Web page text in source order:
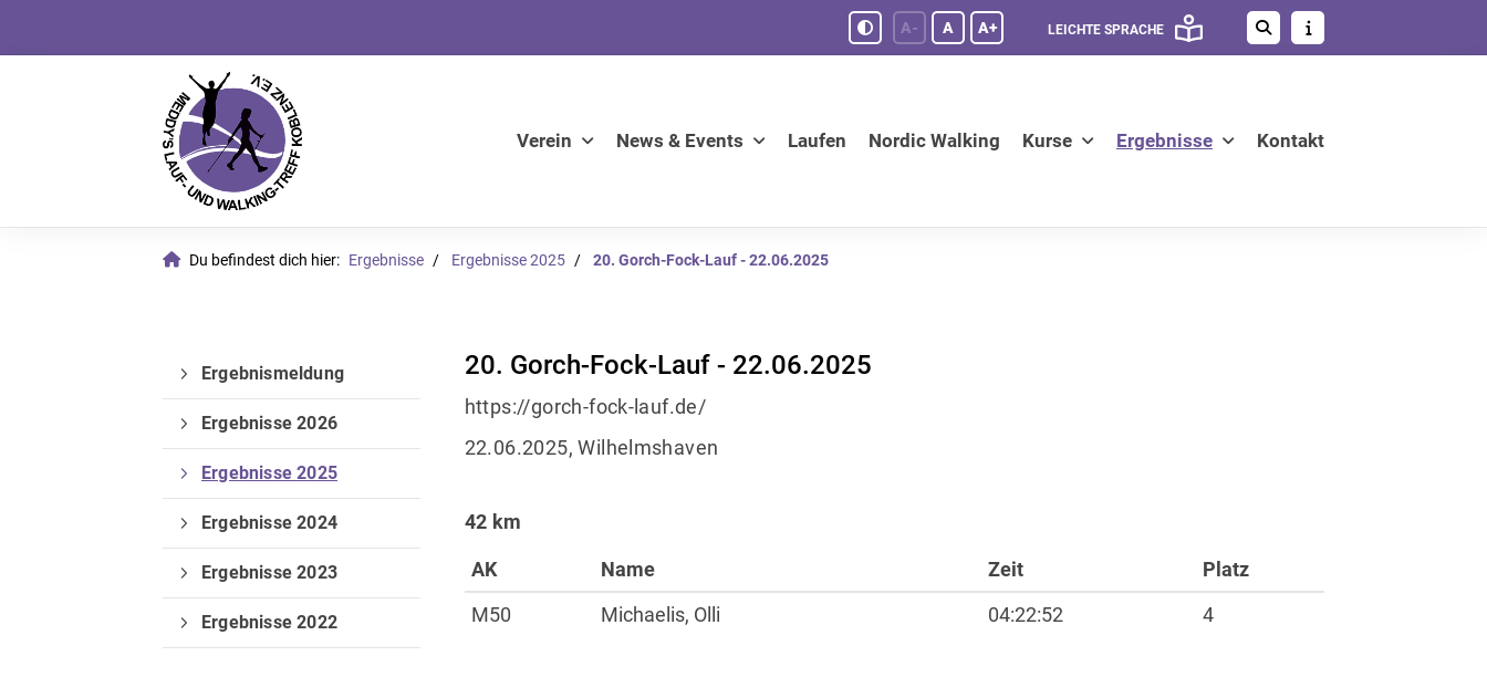
A- A A+ LEICHTE SPRACHE
Verein News & Events Laufen Nordic Walking Kurse Ergebnisse Kontakt
Du befindest dich hier: Ergebnisse Ergebnisse 2025 20. Gorch-Fock-Lauf - 22.06.2025
20. Gorch-Fock-Lauf - 22.06.2025
https://gorch-fock-lauf.de/
22.06.2025, Wilhelmshaven
42 km
AK Name Zeit
Platz
M50
Michaelis, Olli 04:22:52 4
Ergebnismeldung
Ergebnisse 2026
Ergebnisse 2025
Ergebnisse 2024
Ergebnisse 2023
Ergebnisse 2022
Verein
Vorstand
Deine Mitgliedschaft
Laufen